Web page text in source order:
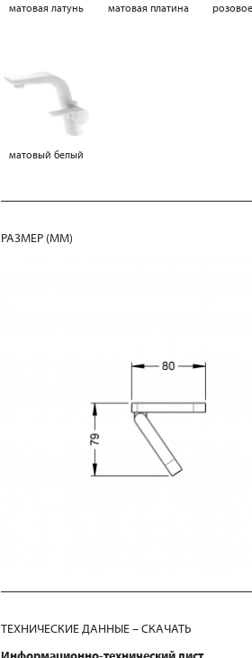
матовая латунь матовая платина
матовый белый
РАЗМЕР (MM)
ТЕХНИЧЕСКИЕ ДАННЫЕ – СКАЧАТЬ